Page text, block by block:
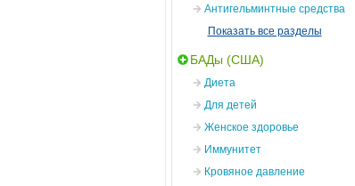
Антигельминтные средства
Показать все разделы
БАДы (США)
Диета
Для детей
Женское здоровье
Иммунитет
Кровяное давление